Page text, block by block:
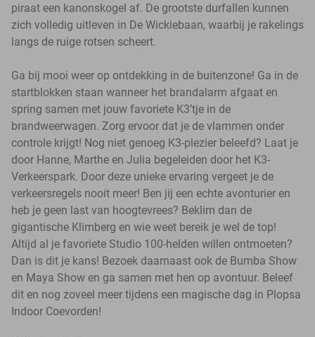
piraat een kanonskogel af. De grootste durfallen kunnen
zich volledig uitleven in De Wickiebaan, waarbij je rakelings
langs de ruige rotsen scheert.
Ga bij mooi weer op ontdekking in de buitenzone! Ga in de
startblokken staan wanneer het brandalarm afgaat en
spring samen met jouw favoriete K3’tje in de
brandweerwagen. Zorg ervoor dat je de vlammen onder
controle krijgt! Nog niet genoeg K3-plezier beleefd? Laat je
door Hanne, Marthe en Julia begeleiden door het K3-
Verkeerspark. Door deze unieke ervaring vergeet je de
verkeersregels nooit meer! Ben jij een echte avonturier en
heb je geen last van hoogtevrees? Beklim dan de
gigantische Klimberg en wie weet bereik je wel de top!
Altijd al je favoriete Studio 100-helden willen ontmoeten?
Dan is dit je kans! Bezoek daarnaast ook de Bumba Show
en Maya Show en ga samen met hen op avontuur. Beleef
dit en nog zoveel meer tijdens een magische dag in Plopsa
Indoor Coevorden!